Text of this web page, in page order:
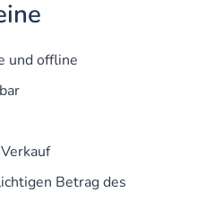
und offline
Betrag des